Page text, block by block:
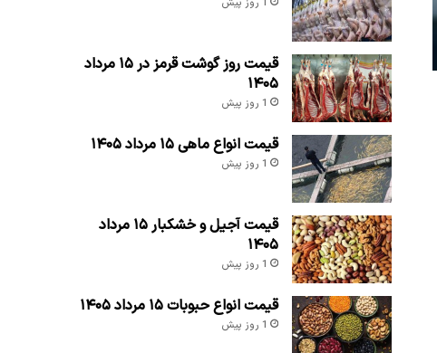
قیمت روز گوشت قرمز در ۱۵ مرداد
۱۴۰۵
1 روز پیش
قیمت انواع ماهی ۱۵ مرداد ۱۴۰۵
1 روز پیش
قیمت آجیل و خشکبار ۱۵ مرداد
۱۴۰۵
1 روز پیش
قیمت انواع حبوبات ۱۵ مرداد ۱۴۰۵
1 روز پیش